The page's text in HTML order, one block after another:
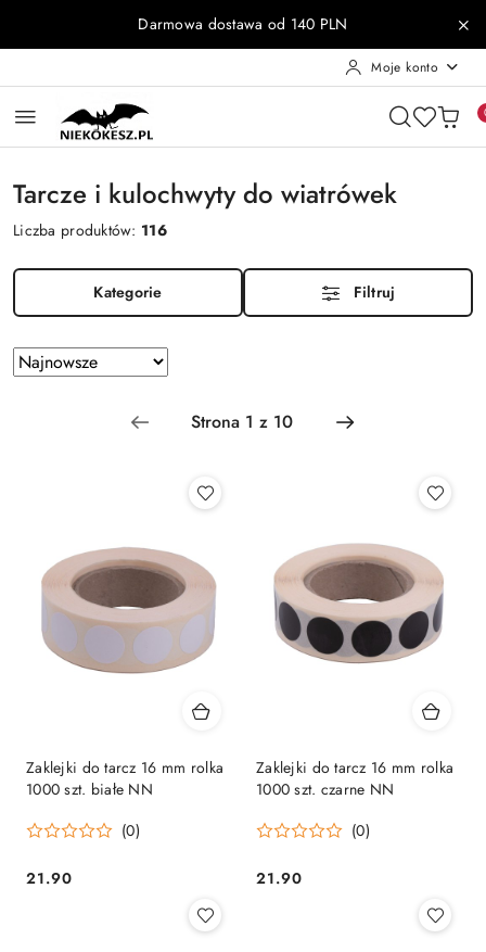
Przejdź do treści głównej
Przejdź do wyszukiwarki
Przejdź do moje konto
Przejdź do menu głównego
Przejdź do stopkiDarmowa dostawa od 140 PLN
Moje konto
Tarcze i kulochwyty do wiatrówek
Liczba produktów: 116
Kategorie Filtruj
Zastosowano
sortowanie:
Sortuj
według
Zaklejki do tarcz 16 mm rolka
1000 szt. białe NN
(0)
Cena:
21.90
Zaklejki do tarcz 16 mm rolka
1000 szt. czarne NN
(0)
Cena:
21.90